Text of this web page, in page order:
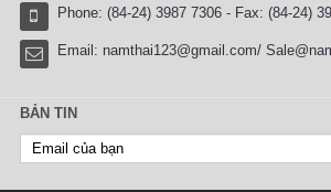
Phone: (84-24) 3987 7306 - Fax: (84-24)
Email: namthai123@gmail.com/
BẢN TIN